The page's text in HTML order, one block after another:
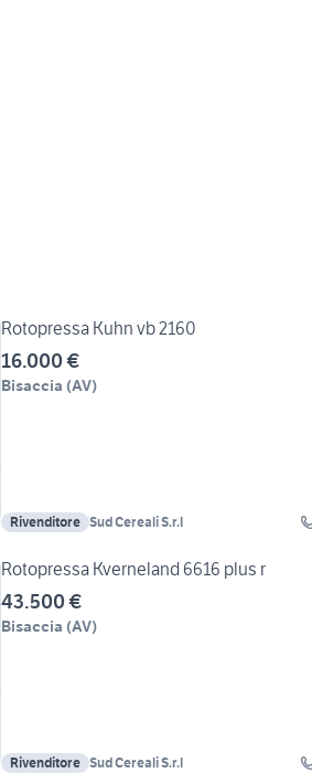
Rotopressa Kuhn vb 2160
16.000 €
Bisaccia (AV)
Rivenditore Sud Cereali S.r.l
Rotopressa Kverneland 6616 plus r
43.500 €
Bisaccia (AV)
Rivenditore Sud Cereali S.r.l